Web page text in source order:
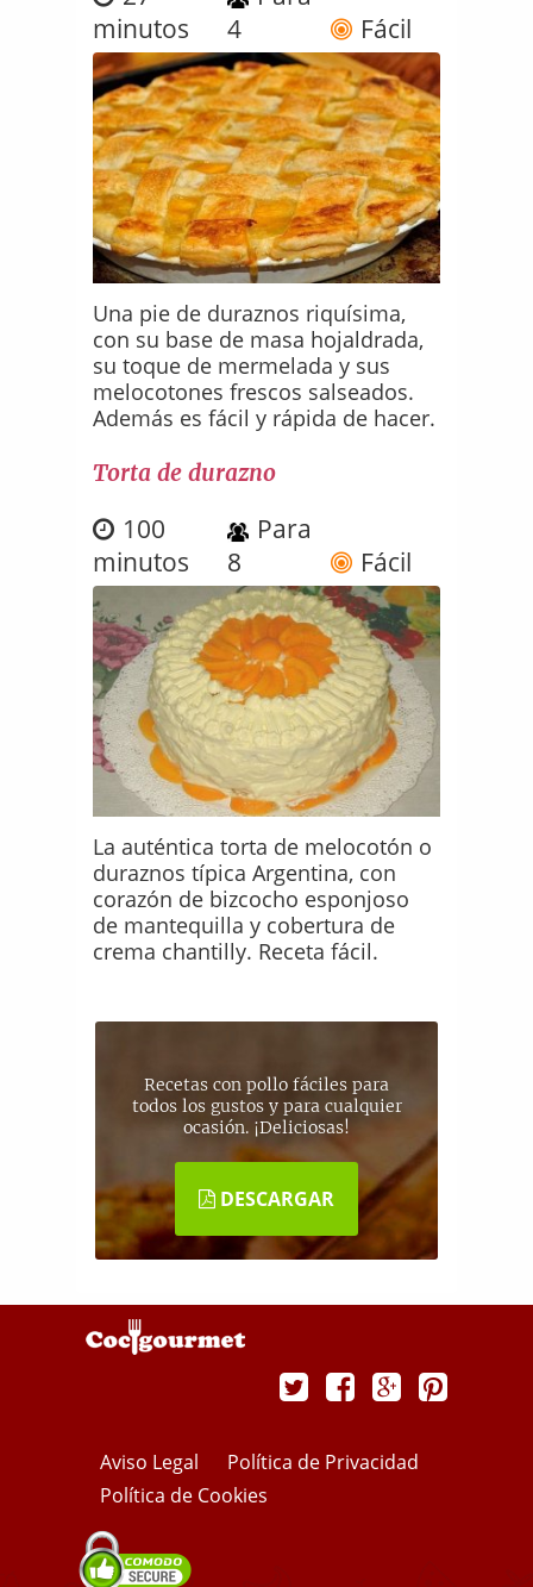
minutos
4
Fácil
Una pie de duraznos riquísima,
con su base de masa hojaldrada,
su toque de mermelada y sus
melocotones frescos salseados.
Además es fácil y rápida de hacer.
Torta de durazno
100
minutos
Para
8
Fácil
La auténtica torta de melocotón o
duraznos típica Argentina, con
corazón de bizcocho esponjoso
de mantequilla y cobertura de
crema chantilly. Receta fácil.
Recetas con pollo fáciles para
todos los gustos y para cualquier
ocasión. ¡Deliciosas!
DESCARGAR
Aviso Legal
Política de Privacidad
Política de Cookies